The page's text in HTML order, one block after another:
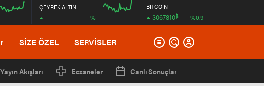
ÇEYREK ALTIN
%
BİTCOİN
3067810฿ %0.9
SİZE ÖZEL SERVİSLER
Yayın Akışları Eczaneler Canlı Sonuçlar